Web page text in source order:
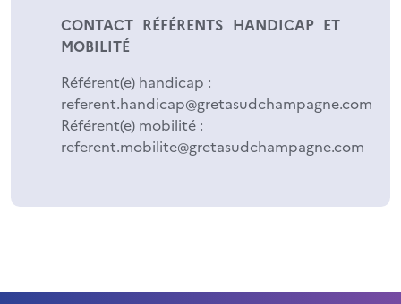
CONTACT RÉFÉRENTS HANDICAP ET
MOBILITÉ
Référent(e) handicap :
referent.handicap@gretasudchampagne.com
Référent(e) mobilité :
referent.mobilite@gretasudchampagne.com